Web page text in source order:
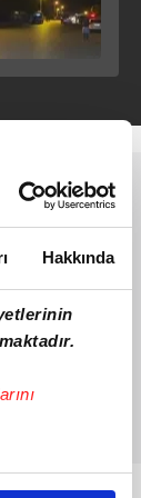
Hakkında